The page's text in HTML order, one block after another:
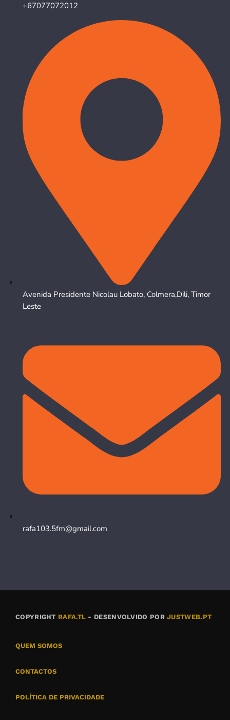
+67077072012
Avenida Presidente Nicolau Lobato, Colmera,Dili, Timor
Leste
rafa103.5fm@gmail.com
COPYRIGHT RAFA.TL - DESENVOLVIDO PORJUSTWEB.PT
QUEM SOMOS
CONTACTOS
POLÍTICA DE PRIVACIDADE